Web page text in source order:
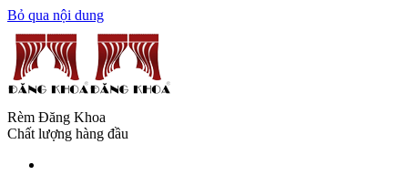
Bỏ qua nội dung
Rèm Đăng Khoa
Chất lượng hàng đầu